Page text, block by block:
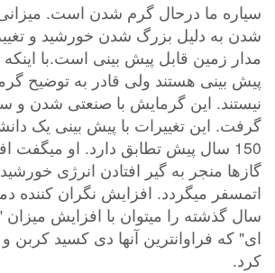
سیاره ما درحال گرم شدن است.
شدن به دلیل بزرگ شدن خورشید و
مدار زمین قابل پیش بینی است.با اینکه
پیش بینی هستند ولی قادر به توضیح
نیستند. این گرمایش با صنعتی شدن و
گرفت. این تغییرات با پیش بینی یک
150 سال پیش تطابق دارد. او میگفت
گازها منجر به گیر افتادن انرژی
سال گذشته را میتوان با افزایش میزان
ای" که فراوانترین آنها دی کسید کربن
کرد.